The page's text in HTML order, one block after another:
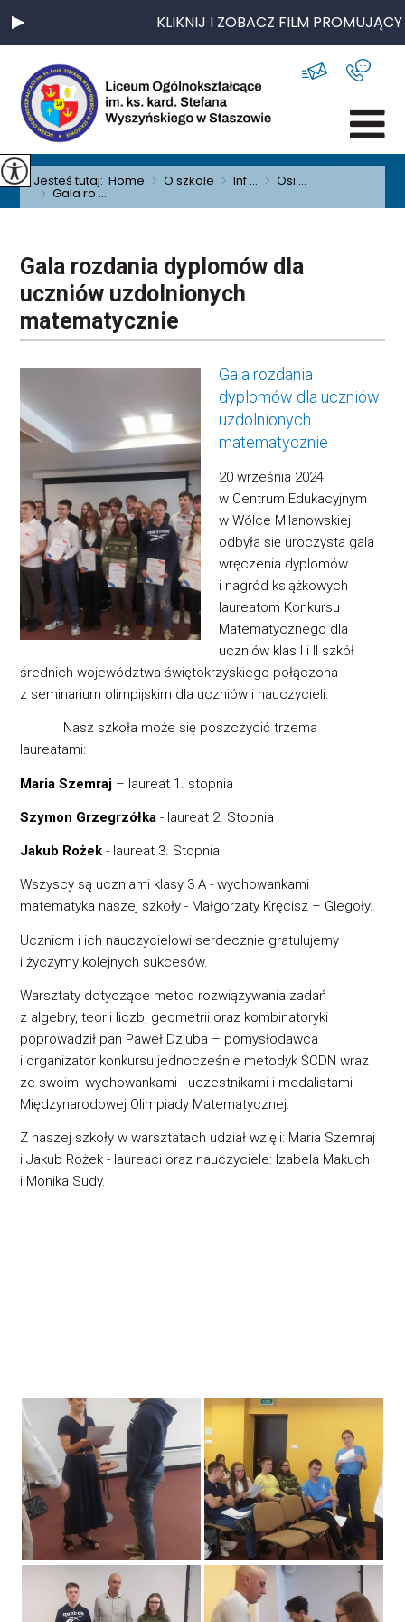
KLIKNIJ I ZOBACZ FILM PROMUJĄCY
Jesteś tutaj:Home > O szkole > Inf ... > Osi ...
> Gala ro ...
Gala rozdania dyplomów dla
uczniów uzdolnionych
matematycznie
Gala rozdania
dyplomów dla uczniów
uzdolnionych
matematycznie
20 września 2024
w Centrum Edukacyjnym
w Wólce Milanowskiej
odbyła się uroczysta gala
wręczenia dyplomów
i nagród książkowych
laureatom Konkursu
Matematycznego dla
uczniów klas I i II szkół
średnich województwa świętokrzyskiego połączona
z seminarium olimpijskim dla uczniów i nauczycieli.
Nasz szkoła może się poszczycić trzema
laureatami:
Maria Szemraj – laureat 1. stopnia
Szymon Grzegrzółka - laureat 2. Stopnia
Jakub Rożek - laureat 3. Stopnia
Wszyscy są uczniami klasy 3 A - wychowankami
matematyka naszej szkoły - Małgorzaty Kręcisz – Glegoły.
Uczniom i ich nauczycielowi serdecznie gratulujemy
i życzymy kolejnych sukcesów.
Warsztaty dotyczące metod rozwiązywania zadań
z algebry, teorii liczb, geometrii oraz kombinatoryki
poprowadził pan Paweł Dziuba – pomysłodawca
i organizator konkursu jednocześnie metodyk ŚCDN wraz
ze swoimi wychowankami - uczestnikami i medalistami
Międzynarodowej Olimpiady Matematycznej.
Z naszej szkoły w warsztatach udział wzięli: Maria Szemraj
i Jakub Rożek - laureaci oraz nauczyciele: Izabela Makuch
i Monika Sudy.